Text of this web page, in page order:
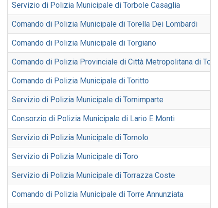
Servizio di Polizia Municipale di Torbole Casaglia
Comando di Polizia Municipale di Torella Dei Lombardi
Comando di Polizia Municipale di Torgiano
Comando di Polizia Provinciale di Città Metropolitana di
Comando di Polizia Municipale di Toritto
Servizio di Polizia Municipale di Tornimparte
Consorzio di Polizia Municipale di Lario E Monti
Servizio di Polizia Municipale di Tornolo
Servizio di Polizia Municipale di Toro
Servizio di Polizia Municipale di Torrazza Coste
Comando di Polizia Municipale di Torre Annunziata